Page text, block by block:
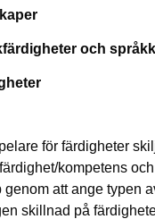
och
pelare för färdigheter
kompetens
genom att ange typen
skillnad på